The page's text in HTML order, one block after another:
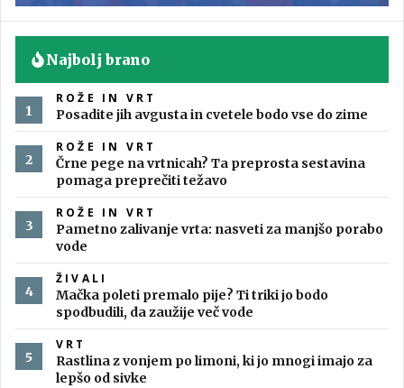
Najbolj brano
ROŽE IN VRT
Posadite jih avgusta in cvetele bodo vse do zime
ROŽE IN VRT
Črne pege na vrtnicah? Ta preprosta sestavina
pomaga preprečiti težavo
ROŽE IN VRT
Pametno zalivanje vrta: nasveti za manjšo porabo
vode
ŽIVALI
Mačka poleti premalo pije? Ti triki jo bodo
spodbudili, da zaužije več vode
VRT
Rastlina z vonjem po limoni, ki jo mnogi imajo za
lepšo od sivke